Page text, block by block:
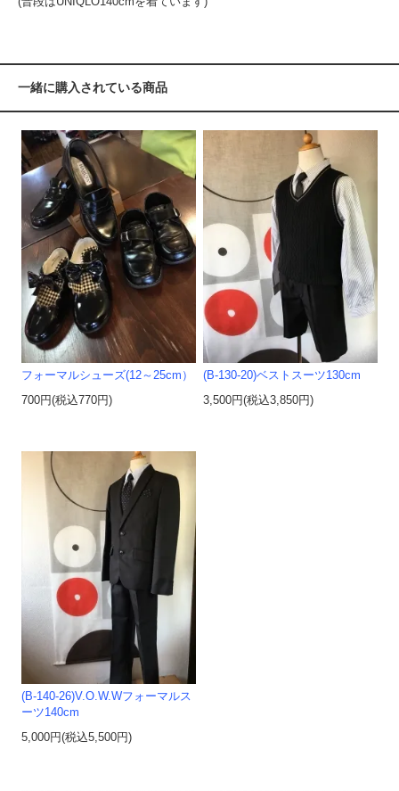
一緒に購入されている商品
フォーマルシューズ(12～25cm）
700円(税込770円)
(B-130-20)ベストスーツ130cm
3,500円(税込3,850円)
(B-140-26)V.O.W.Wフォーマルス
ーツ140cm
5,000円(税込5,500円)